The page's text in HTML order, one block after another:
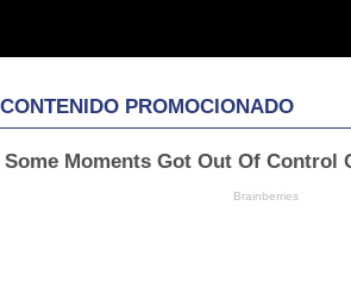
CONTENIDO PROMOCIONADO
Some Moments Got Out Of Control
Brainberries